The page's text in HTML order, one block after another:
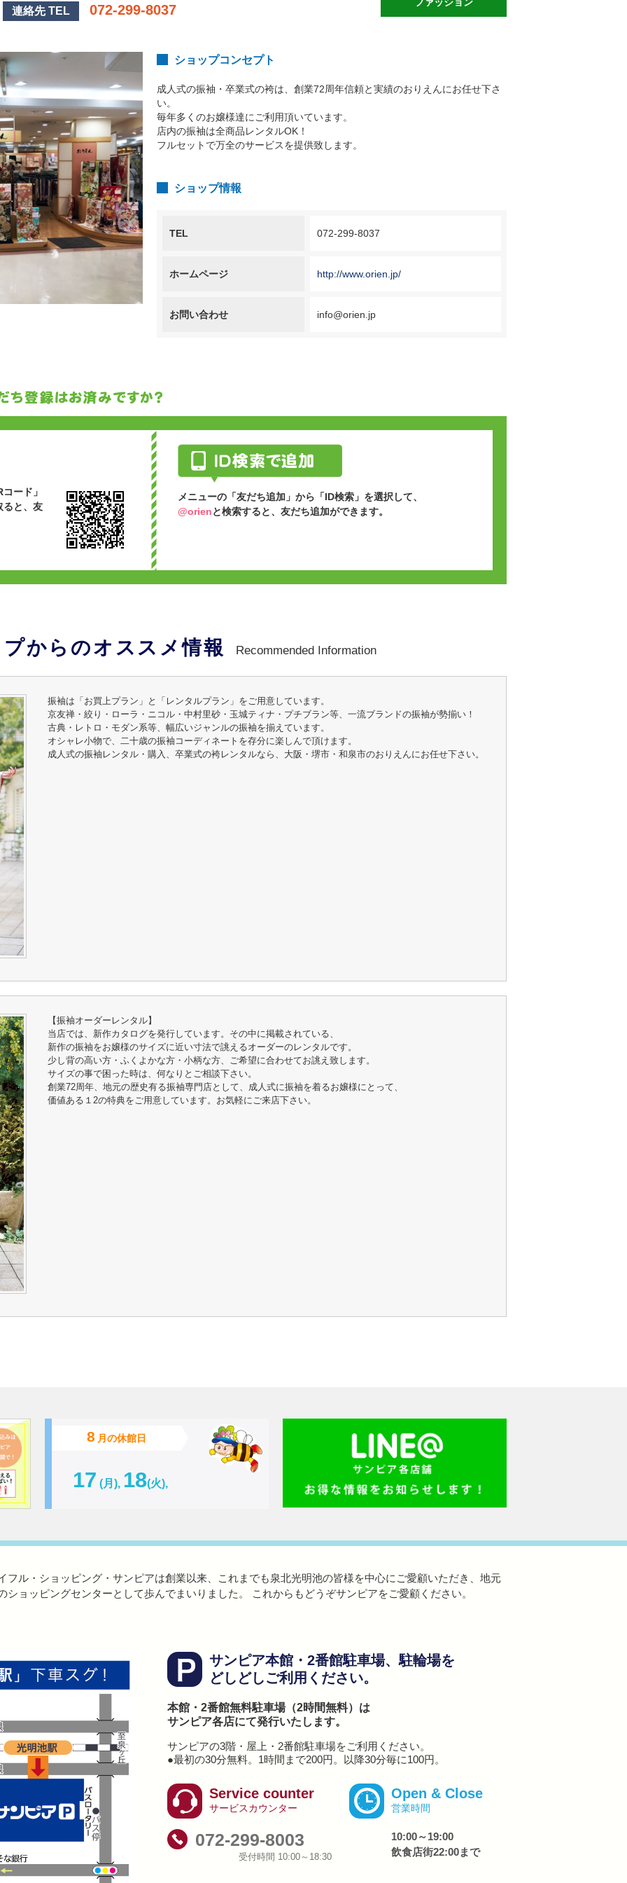
連絡先 TEL 072-299-8037
ショップコンセプト
成人式の振袖・卒業式の袴は、創業72周年信頼と実績のおりえんにお任せ下さ
い。
毎年多くのお嬢様達にご利用頂いています。
店内の振袖は全商品レンタルOK！
フルセットで万全のサービスを提供致します。
ショップ情報
TEL 072-299-8037
ホームページ http://www.orien.jp/
お問い合わせ info@orien.jp
ード」
ると、友
メニューの「友だち追加」から「ID検索」を選択して、
@orienと検索すると、友だち追加ができます。
からのオススメ情報 Recommended Information
振袖は「お買上プラン」と「レンタルプラン」をご用意しています。
京友禅・絞り・ローラ・ニコル・中村里砂・玉城ティナ・プチブラン等、一流ブランドの振袖が勢揃い！
古典・レトロ・モダン系等、幅広いジャンルの振袖を揃えています。
オシャレ小物で、二十歳の振袖コーディネートを存分に楽しんで頂けます。
成人式の振袖レンタル・購入、卒業式の袴レンタルなら、大阪・堺市・和泉市のおりえんにお任せ下さい。
【振袖オーダーレンタル】
当店では、新作カタログを発行しています。その中に掲載されている、
新作の振袖をお嬢様のサイズに近い寸法で誂えるオーダーのレンタルです。
少し背の高い方・ふくよかな方・小柄な方、ご希望に合わせてお誂え致します。
サイズの事で困った時は、何なりとご相談下さい。
創業72周年、地元の歴史有る振袖専門店として、成人式に振袖を着るお嬢様にとって、
価値ある１2の特典をご用意しています。お気軽にご来店下さい。
8 月の休館日
17 (月), 18(火),
フル・ショッピング・サンピアは創業以来、これまでも泉北光明池の皆様を中心にご愛顧いただき、地元
ショッピングセンターとして歩んでまいりました。 これからもどうぞサンピアをご愛顧ください。
サンピア本館・2番館駐車場、駐輪場を
どしどしご利用ください。
本館・2番館無料駐車場（2時間無料）は
サンピア各店にて発行いたします。
サンピアの3階・屋上・2番館駐車場をご利用ください。
●最初の30分無料。1時間まで200円。
以降30分毎に100円。
Service counter
サービスカウンター
072-299-8003
受付時間 10:00～18:30
Open & Close
営業時間
10:00～19:00
飲食店街22:00まで